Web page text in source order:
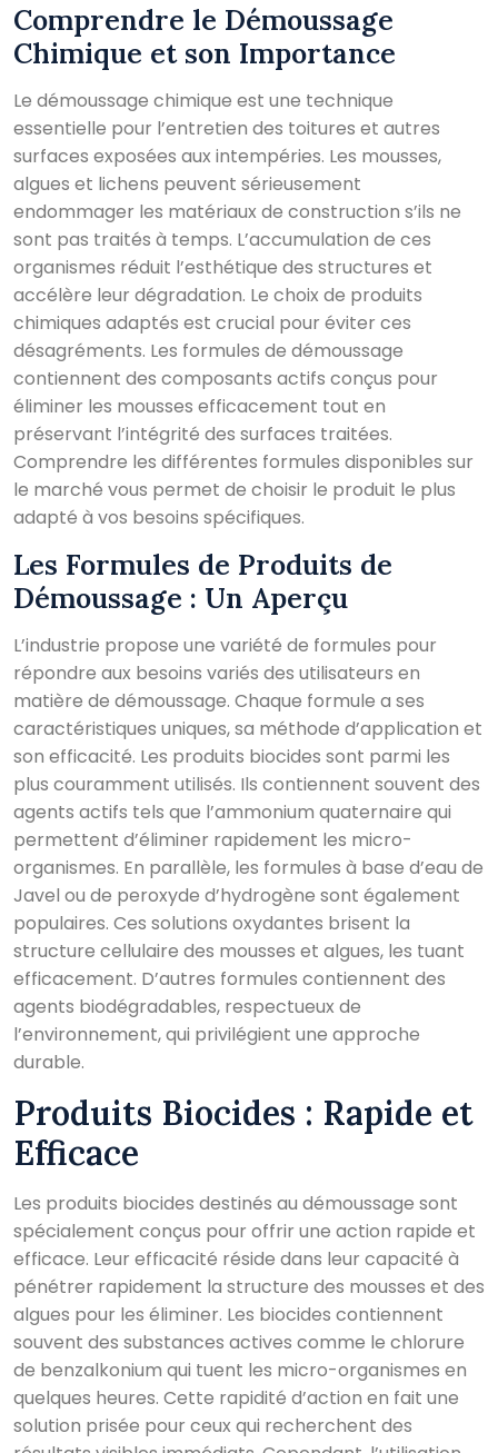
Comprendre le Démoussage
Chimique et son Importance
Le démoussage chimique est une technique
essentielle pour l’entretien des toitures et autres
surfaces exposées aux intempéries. Les mousses,
algues et lichens peuvent sérieusement
endommager les matériaux de construction s’ils ne
sont pas traités à temps. L’accumulation de ces
organismes réduit l’esthétique des structures et
accélère leur dégradation. Le choix de produits
chimiques adaptés est crucial pour éviter ces
désagréments. Les formules de démoussage
contiennent des composants actifs conçus pour
éliminer les mousses efficacement tout en
préservant l’intégrité des surfaces traitées.
Comprendre les différentes formules disponibles sur
le marché vous permet de choisir le produit le plus
adapté à vos besoins spécifiques.
Les Formules de Produits de
Démoussage : Un Aperçu
L’industrie propose une variété de formules pour
répondre aux besoins variés des utilisateurs en
matière de démoussage. Chaque formule a ses
caractéristiques uniques, sa méthode d’application et
son efficacité. Les produits biocides sont parmi les
plus couramment utilisés. Ils contiennent souvent des
agents actifs tels que l’ammonium quaternaire qui
permettent d’éliminer rapidement les micro-
organismes. En parallèle, les formules à base d’eau de
Javel ou de peroxyde d’hydrogène sont également
populaires. Ces solutions oxydantes brisent la
structure cellulaire des mousses et algues, les tuant
efficacement. D’autres formules contiennent des
agents biodégradables, respectueux de
l’environnement, qui privilégient une approche
durable.
Produits Biocides : Rapide et
Efficace
Les produits biocides destinés au démoussage sont
spécialement conçus pour offrir une action rapide et
efficace. Leur efficacité réside dans leur capacité à
pénétrer rapidement la structure des mousses et des
algues pour les éliminer. Les biocides contiennent
souvent des substances actives comme le chlorure
de benzalkonium qui tuent les micro-organismes en
quelques heures. Cette rapidité d’action en fait une
solution prisée pour ceux qui recherchent des